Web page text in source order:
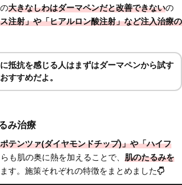
大きなしわはダーマペンだと改善できないの
注射」や「ヒアルロン酸注射」など注入治療の
抵抗を感じる人はまずはダーマペンから試す
すすめだよ。
み治療
テンツァ(ダイヤモンドチップ)」や「ハイフ
も肌の奥に熱を加えることで、 肌のたるみを
す。施策それぞれの特徴をまとめました